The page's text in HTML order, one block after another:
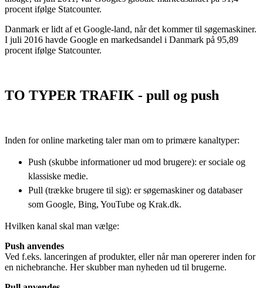
procent ifølge Statcounter.
Danmark er lidt af et Google-land, når det kommer til søgemaskiner.
I juli 2016 havde Google en markedsandel i Danmark på 95,89
procent ifølge Statcounter.
TO TYPER TRAFIK - pull og push
Inden for online marketing taler man om to primære kanaltyper:
Push (skubbe informationer ud mod brugere): er sociale og
klassiske medie.
Pull (trække brugere til sig): er søgemaskiner og databaser
som Google, Bing, YouTube og Krak.dk.
Hvilken kanal skal man vælge:
Push anvendes
Ved f.eks. lanceringen af produkter, eller når man opererer inden for
en nichebranche. Her skubber man nyheden ud til brugerne.